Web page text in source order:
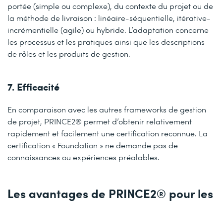
portée (simple ou complexe), du contexte du projet ou de
la méthode de livraison : linéaire-séquentielle, itérative-
incrémentielle (agile) ou hybride. L’adaptation concerne
les processus et les pratiques ainsi que les descriptions
de rôles et les produits de gestion.
7. Efficacité
En comparaison avec les autres frameworks de gestion
de projet, PRINCE2® permet d’obtenir relativement
rapidement et facilement une certification reconnue. La
certification « Foundation » ne demande pas de
connaissances ou expériences préalables.
Les avantages de PRINCE2® pour les